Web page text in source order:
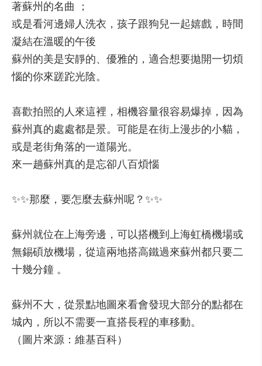
著蘇州的名曲 ；
或是看河邊婦人洗衣，孩子跟狗兒一起嬉戲，時間
凝結在溫暖的午後
蘇州的美是安靜的、優雅的，適合想要拋開一切煩
惱的你來蹉跎光陰。
喜歡拍照的人來這裡，相機容量很容易爆掉，因為
蘇州真的處處都是景。可能是在街上漫步的小貓，
或是老街角落的一道陽光。
來一趟蘇州真的是忘卻八百煩惱
✨✨那麼，要怎麼去蘇州呢？✨✨
蘇州就位在上海旁邊，可以搭機到上海虹橋機場或
無錫碩放機場，從這兩地搭高鐵過來蘇州都只要二
十幾分鐘 。
蘇州不大，從景點地圖來看會發現大部分的點都在
城內，所以不需要一直搭長程的車移動。
（圖片來源：維基百科）